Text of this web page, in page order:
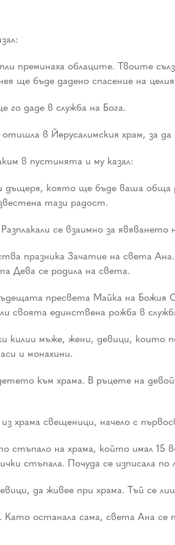
преминаха облаците. Твоите
ще бъде дадено спасение на
го даде в служба на Бога.
в Йерусалимския храм, за
в пустинята и му казал:
която ще бъде ваша обща
тази радост.
се взаимно за явяването
празника Зачатие на света
Дева се родила на света.
пресвета Майка на Божия
своята единствена рожба в
килии мъже, жени, девици, които
и монахини.
към храма. В ръцете на
храма свещеници, начело с
на храма, който имал 15
стъпала. Почуда се изписала
да живее при храма. Тъй се
останала сама, света Ана се